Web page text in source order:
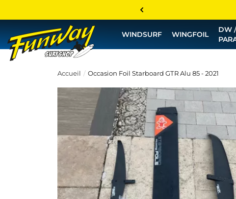
WINDSURF WINGFOIL
DW /
Accueil Occasion Foil Starboard GTR Alu 85 - 2021